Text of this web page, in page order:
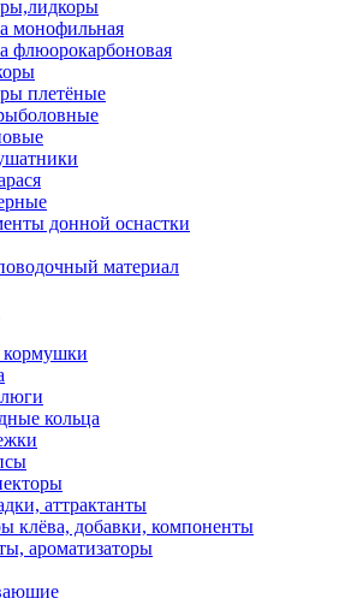
монофильная
флюорокарбоновая
плетёные
донной оснастки
материал
кольца
аттрактанты
клёва, добавки, компоненты
ароматизаторы